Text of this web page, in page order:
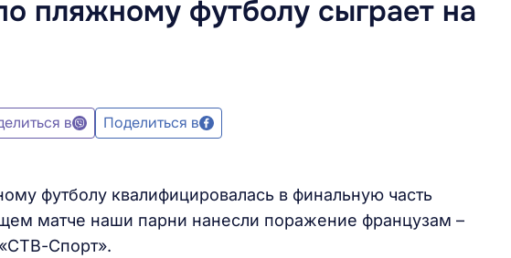
пляжному футболу сыграет на
в Поделиться в
футболу квалифицировалась в финальную часть
матче наши парни нанесли поражение французам –
Спорт».